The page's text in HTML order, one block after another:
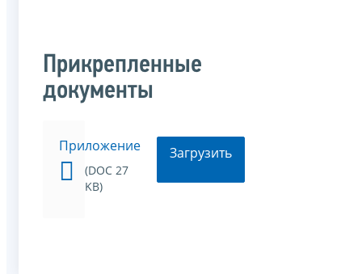
Прикрепленные
документы
Приложение
(DOC 27
KB)
Загрузить